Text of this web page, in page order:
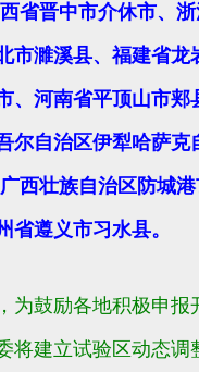
省晋中市介休市、
市濉溪县、福建省龙
、河南省平顶山市郏
尔自治区伊犁哈萨克
西壮族自治区防城
省遵义市习水县。
为鼓励各地积极申报
将建立试验区动态调